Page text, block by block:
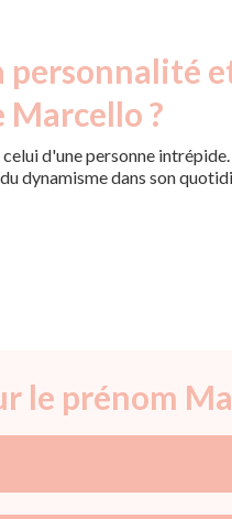
personnalité
Marcello ?
d'une personne
dynamisme dans son
le prénom